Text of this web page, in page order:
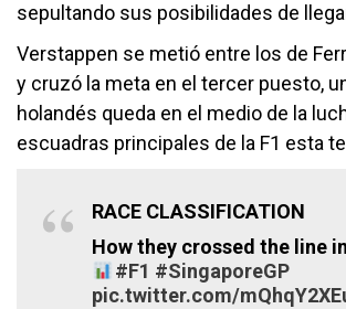
sepultando sus posibilidades de
Verstappen se metió entre los de
y cruzó la meta en el tercer puesto,
holandés queda en el medio de la
escuadras principales de la F1 esta
RACE CLASSIFICATION
How they crossed the line
#F1 #SingaporeGP
pic.twitter.com/